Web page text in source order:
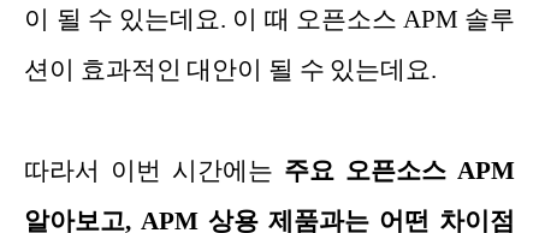
이 될 수 있는데요. 이 때 오픈소스 APM 솔루
션이 효과적인 대안이 될 수 있는데요.
따라서 이번 시간에는 주요 오픈소스 APM
알아보고, APM 상용 제품과는 어떤 차이점